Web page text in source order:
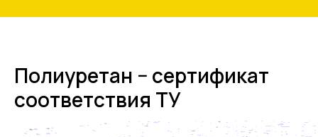
Полиуретан − сертификат
соответствия ТУ